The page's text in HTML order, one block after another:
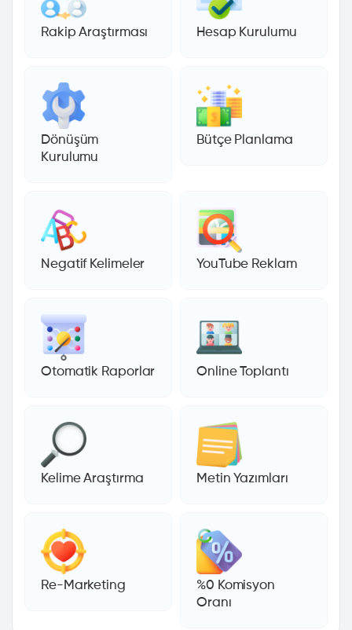
Rakip Araştırması Hesap Kurulumu
Dönüşüm
Kurulumu
Bütçe Planlama
Negatif Kelimeler YouTube Reklam
Otomatik Raporlar Online Toplantı
Kelime Araştırma Metin Yazımları
Re-Marketing
%0 Komisyon
Oranı